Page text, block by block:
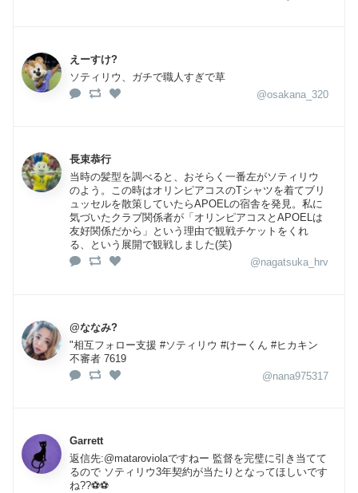
えーすけ?
ソティリウ、ガチで職人すぎで草
@osakana_320
長束恭行
当時の髪型を調べると、おそらく一番左がソティリウ
のよう。この時はオリンピアコスのTシャツを着てブリ
ュッセルを散策していたらAPOELの宿舎を発見。私に
気づいたクラブ関係者が「オリンピアコスとAPOELは
友好関係だから」という理由で観戦チケットをくれ
る、という展開で観戦しました(笑)
@nagatsuka_hrv
@ななみ?
"相互フォロー支援 #ソティリウ #けーくん #ヒカキン
不審者 7619
@nana975317
Garrett
返信先:@mataroviolaですねー 監督を完璧に引き当てて
るので ソティリウ3年契約が当たりとなってほしいです
ね??⚽️⚽️